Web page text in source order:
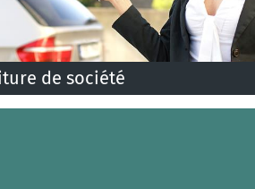
de société
travailleurs reçoivent comme avantage